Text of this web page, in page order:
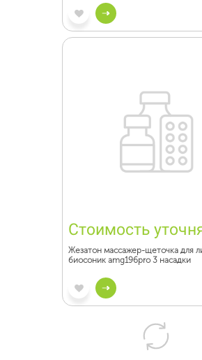
Стоимость
Жезатон массажер-щеточка для
биосоник amg196pro 3 насадки